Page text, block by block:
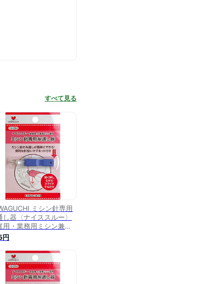
すべて見る
ミシン針専用
し器〈ナイススルー〉
用・業務用ミシン兼用
プル 12252
円